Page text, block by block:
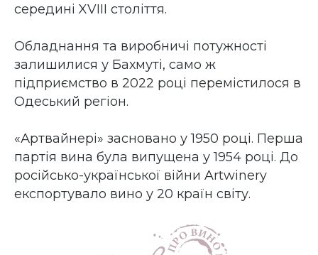
середині XVIII століття.
Обладнання та виробничі потужності
залишилися у Бахмуті, само ж
підприємство в 2022 році перемістилося в
Одеський регіон.
«Артвайнерi» засновано у 1950 році. Перша
партія вина була випущена у 1954 році. До
російсько-української війни Artwinery
експортувало вино у 20 країн світу.